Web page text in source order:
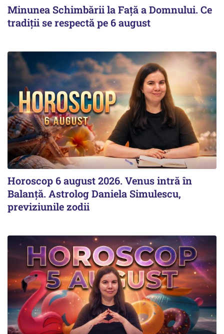
Minunea Schimbării la Față a Domnului. Ce
tradiții se respectă pe 6 august
Horoscop 6 august 2026. Venus intră în
Balanță. Astrolog Daniela Simulescu,
previziunile zodii